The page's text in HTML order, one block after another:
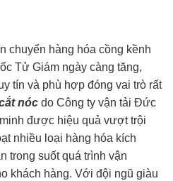
chuyển hàng hóa cồng kềnh
Tử Giám ngày càng tăng,
tín và phù hợp đóng vai trò rất
nóc do Công ty vận tải Đức
được hiệu quả vượt trội
nhiều loại hàng hóa kích
trong suốt quá trình vận
khách hàng. Với đội ngũ giàu